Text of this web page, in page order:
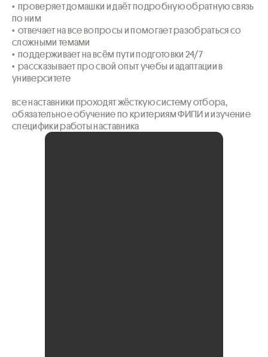
•  проверяет домашки и даёт подробную обратную связь
по ним
•  отвечает на все вопросы и помогает разобраться со
сложными темами
•  поддерживает на всём пути подготовки 24/7
•  рассказывает про свой опыт учебы и адаптации в
университете
все наставники проходят жёсткую систему отбора,
обязательное обучение по критериям ФИПИ и изучение
специфики работы наставника